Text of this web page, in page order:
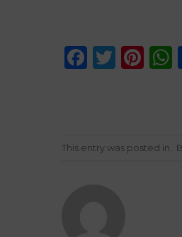
This entry was posted in .